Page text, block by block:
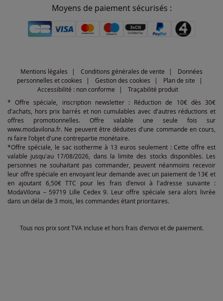
Moyens de paiement sécurisés :
Mentions légales Conditions générales de vente
Données
personnelles et cookies
Gestion des cookies
Plan de site
Accessibilité : non conforme
Traçabilité produit
* Offre spéciale, inscription newsletter : Réduction de 10€ dès 30€
d'achats, hors prix barrés et non cumulables avec d'autres réductions et
offres promotionnelles. Offre valable une seule fois sur
www.modavilona.fr. Ne peuvent être déduites d'une commande en cours,
ni faire l'objet d'une contrepartie monétaire.
*Offre spéciale, le sac isotherme à 13 euros seulement : Cette offre est
valable jusqu'au 17/08/2026, dans la limite des stocks disponibles. Les
personnes ne souhaitant pas commander, peuvent néanmoins recevoir
leur offre spéciale en envoyant leur demande avec un paiement de 13€ et
en ajoutant 6,50€ TTC pour les frais d'envoi à l'adresse suivante :
ModaVilona – 59719 Lille Cedex 9. Leur offre spéciale sera alors livrée
dans un délai de 3 mois, les commandes étant prioritaires.
Tous nos prix sont TVA incluse et hors frais d'envoi et de paiement.